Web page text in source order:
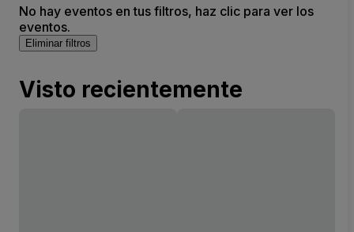
No hay eventos en tus filtros, haz clic para ver los
eventos.
Eliminar filtros
Visto recientemente